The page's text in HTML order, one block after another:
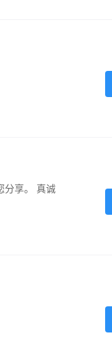
分享。 真诚